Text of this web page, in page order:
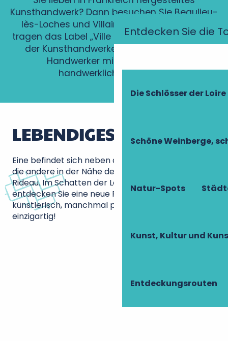
Entdecken Sie die
Die Schlösser der Loire
Schöne Weinberge,
Natur-Spots
Kunst, Kultur und
Entdeckungsrouten
Kunsthandwerk? Dann besuchen Sie Beaulieu-
lès-Loches und Villaines-les-Rochers! Sie
tragen das Label „Ville et Métiers d’Art“ (Stadt
der Kunsthandwerker) und beherbergen
Handwerker mit einzigartigem
handwerklichem Können.
LEBENDIGES ERBE
Eine befindet sich neben der Cité royale de Loches,
die andere in der Nähe des Schlosses Azay-le-
Rideau. Im Schatten der Loire-Schlösser
entdecken Sie eine neue Facette der Touraine:
künstlerisch, manchmal poetisch, immer
einzigartig!